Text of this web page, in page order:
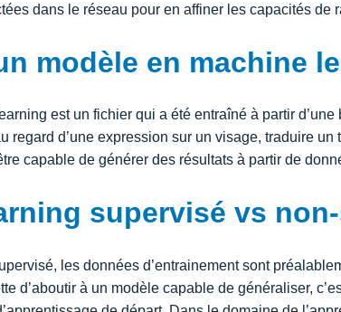
dans le réseau pour en affiner les capacités de
modèle en machine
est un fichier qui a été entraîné à partir
regard d’une expression sur un visage, traduire
capable de générer des résultats à partir de
supervisé vs
les données d’entrainement sont
d’aboutir à un modèle capable de généraliser,